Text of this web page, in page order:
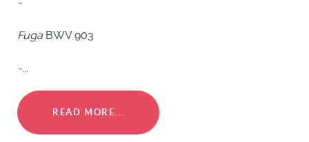
Fuga BWV 903
-
READ MORE...